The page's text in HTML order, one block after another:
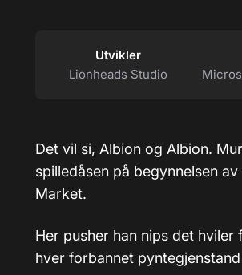
Utvikler
Lionheads Studio
Det vil si, Albion og Albion.
spilledåsen på begynnelsen
Market.
Her pusher han nips det hviler
hver forbannet